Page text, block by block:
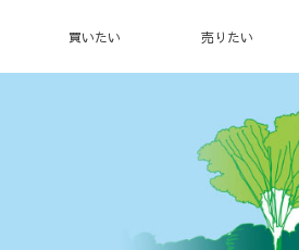
買いたい 売りたい